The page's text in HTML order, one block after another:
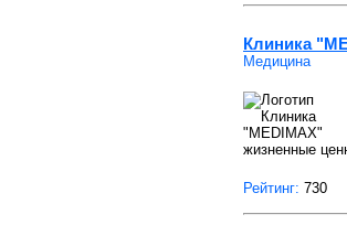
Клиника
Медицина
жизненные
Рейтинг: 730